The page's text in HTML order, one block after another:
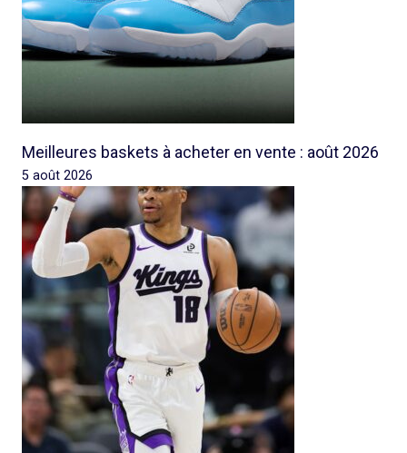
Meilleures baskets à acheter en vente : août 2026
5 août 2026